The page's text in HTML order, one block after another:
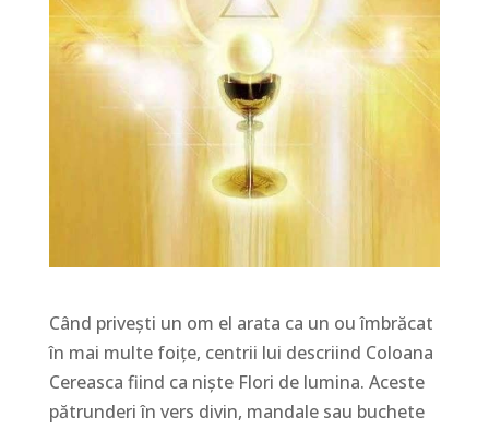
Când privești un om el arata ca un ou îmbrăcat
în mai multe foițe, centrii lui descriind Coloana
Cereasca fiind ca niște Flori de lumina. Aceste
pătrunderi în vers divin, mandale sau buchete